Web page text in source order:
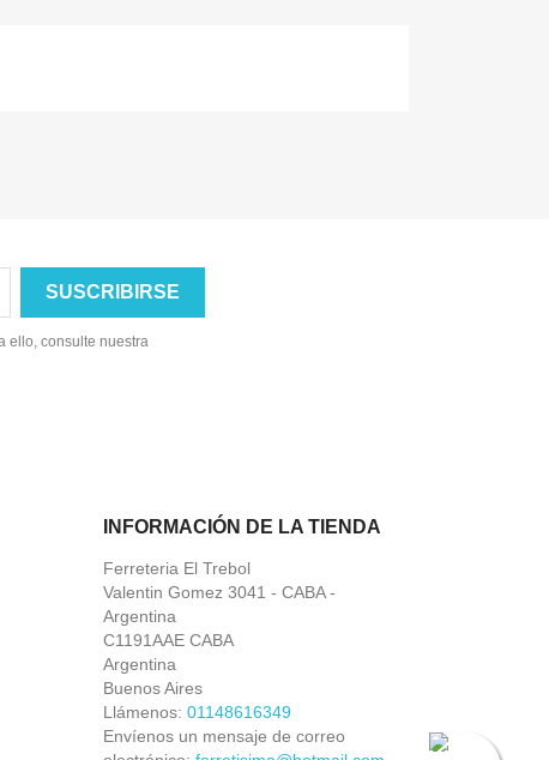
ello, consulte nuestra
INFORMACIÓN DE LA TIENDA
Ferreteria El Trebol
Valentin Gomez 3041 - CABA -
Argentina
C1191AAE CABA
Argentina
Buenos Aires
Llámenos: 01148616349
Envíenos un mensaje de correo